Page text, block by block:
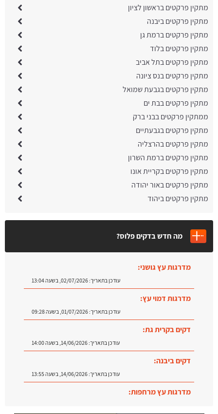
מתקין פרקטים בראשון לציון
מתקין פרקטים ביבנה
מתקין פרקטים ברמת גן
מתקין פרקטים בלוד
מתקין פרקטים בתל אביב
מתקין פרקטים בנס ציונה
מתקין פרקטים בגבעת שמואל
מתקין פרקטים בבת ים
ממתקין פרקטים בבני ברק
מתקין פרקטים בגבעתיים
מתקין פרקטים בהרצליה
מתקין פרקטים ברמת השרון
מתקין פרקטים בקריית אונו
מתקין פרקטים באור יהודה
מתקין פרקטים ביהוד
מה חדש בדקים פלוס?
מדרגות עץ גושני:
עודכן בתאריך:02/07/2026, בשעה 13:04
מדרגות דמוי עץ:
עודכן בתאריך:01/07/2026, בשעה 09:28
דקים בקרית גת:
עודכן בתאריך:14/06/2026, בשעה 14:00
דקים ביבנה:
עודכן בתאריך:14/06/2026, בשעה 13:55
מדרגות עץ מרחפות: